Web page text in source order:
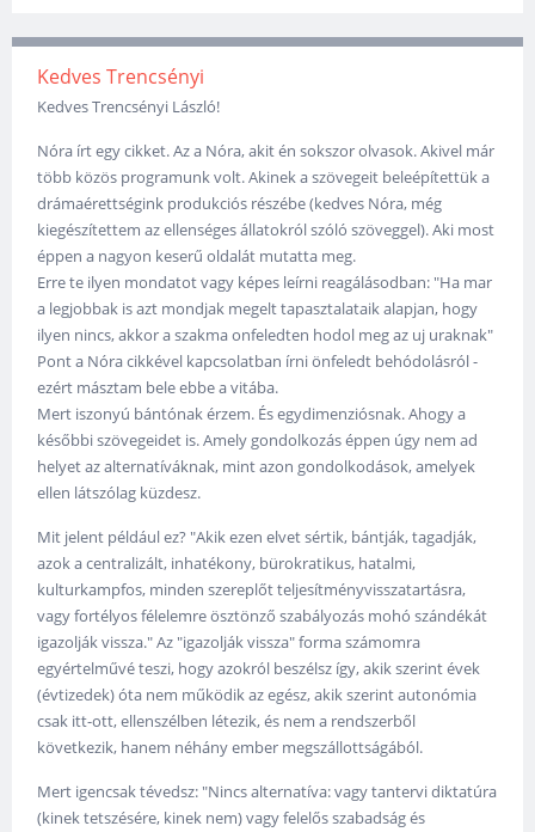
Kedves Trencsényi
Kedves Trencsényi László!
Nóra írt egy cikket. Az a Nóra, akit én sokszor olvasok. Akivel már
több közös programunk volt. Akinek a szövegeit beleépítettük a
drámaérettségink produkciós részébe (kedves Nóra, még
kiegészítettem az ellenséges állatokról szóló szöveggel). Aki most
éppen a nagyon keserű oldalát mutatta meg.
Erre te ilyen mondatot vagy képes leírni reagálásodban: "Ha mar
a legjobbak is azt mondjak megelt tapasztalataik alapjan, hogy
ilyen nincs, akkor a szakma onfeledten hodol meg az uj uraknak"
Pont a Nóra cikkével kapcsolatban írni önfeledt behódolásról -
ezért másztam bele ebbe a vitába.
Mert iszonyú bántónak érzem. És egydimenziósnak. Ahogy a
későbbi szövegeidet is. Amely gondolkozás éppen úgy nem ad
helyet az alternatíváknak, mint azon gondolkodások, amelyek
ellen látszólag küzdesz.
Mit jelent például ez? "Akik ezen elvet sértik, bántják, tagadják,
azok a centralizált, inhatékony, bürokratikus, hatalmi,
kulturkampfos, minden szereplőt teljesítményvisszatartásra,
vagy fortélyos félelemre ösztönző szabályozás mohó szándékát
igazolják vissza." Az "igazolják vissza" forma számomra
egyértelművé teszi, hogy azokról beszélsz így, akik szerint évek
(évtizedek) óta nem működik az egész, akik szerint autonómia
csak itt-ott, ellenszélben létezik, és nem a rendszerből
következik, hanem néhány ember megszállottságából.
Mert igencsak tévedsz: "Nincs alternatíva: vagy tantervi diktatúra
(kinek tetszésére, kinek nem) vagy felelős szabadság és